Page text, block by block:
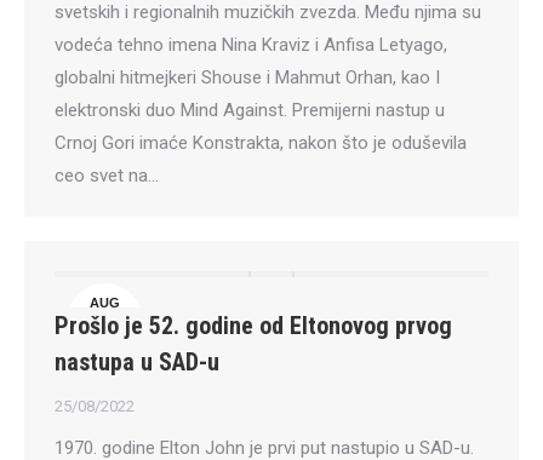
svetskih i regionalnih muzičkih zvezda. Među njima su
vodeća tehno imena Nina Kraviz i Anfisa Letyago,
globalni hitmejkeri Shouse i Mahmut Orhan, kao I
elektronski duo Mind Against. Premijerni nastup u
Crnoj Gori imaće Konstrakta, nakon što je oduševila
ceo svet na…
AUG
25
Prošlo je 52. godine od Eltonovog prvog
nastupa u SAD-u
25/08/2022
1970. godine Elton John je prvi put nastupio u SAD-u.